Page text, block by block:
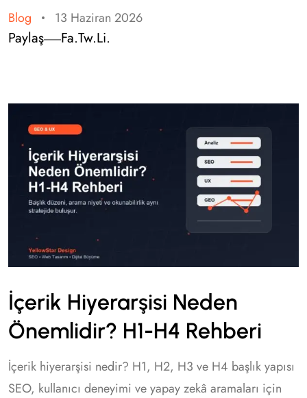
Blog 13 Haziran 2026
Paylaş Fa.Tw.Li.
İçerik Hiyerarşisi Neden
Önemlidir? H1-H4 Rehberi
İçerik hiyerarşisi nedir? H1, H2, H3 ve H4 başlık yapısı
SEO, kullanıcı deneyimi ve yapay zekâ aramaları için